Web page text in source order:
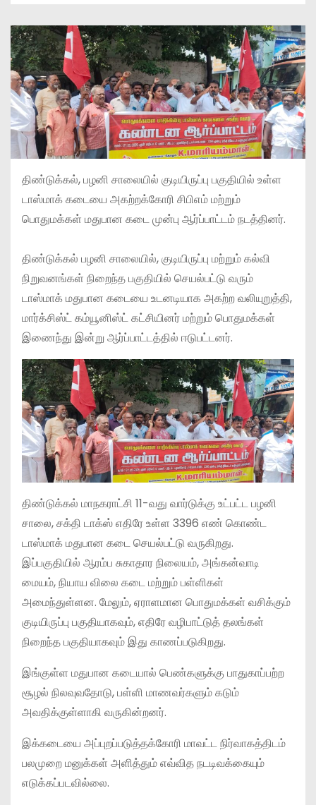
திண்டுக்கல், பழனி சாலையில் குடியிருப்பு பகுதியில் உள்ள
டாஸ்மாக் கடையை அகற்றக்கோரி சிபிஎம் மற்றும்
பொதுமக்கள் மதுபான கடை முன்பு ஆர்ப்பாட்டம் நடத்தினர்.
திண்டுக்கல் பழனி சாலையில், குடியிருப்பு மற்றும் கல்வி
நிறுவனங்கள் நிறைந்த பகுதியில் செயல்பட்டு வரும்
டாஸ்மாக் மதுபான கடையை உடனடியாக அகற்ற வலியுறுத்தி,
மார்க்சிஸ்ட் கம்யூனிஸ்ட் கட்சியினர் மற்றும் பொதுமக்கள்
இணைந்து இன்று ஆர்ப்பாட்டத்தில் ஈடுபட்டனர்.
​திண்டுக்கல் மாநகராட்சி 11-வது வார்டுக்கு உட்பட்ட பழனி
சாலை, சக்தி டாக்ஸ் எதிரே உள்ள 3396 எண் கொண்ட
டாஸ்மாக் மதுபான கடை செயல்பட்டு வருகிறது.
இப்பகுதியில் ஆரம்ப சுகாதார நிலையம், அங்கன்வாடி
மையம், நியாய விலை கடை மற்றும் பள்ளிகள்
அமைந்துள்ளன. மேலும், ஏராளமான பொதுமக்கள் வசிக்கும்
குடியிருப்பு பகுதியாகவும், எதிரே வழிபாட்டுத் தலங்கள்
நிறைந்த பகுதியாகவும் இது காணப்படுகிறது.
​இங்குள்ள மதுபான கடையால் பெண்களுக்கு பாதுகாப்பற்ற
சூழல் நிலவுவதோடு, பள்ளி மாணவர்களும் கடும்
அவதிக்குள்ளாகி வருகின்றனர்.
இக்கடையை அப்புறப்படுத்தக்கோரி மாவட்ட நிர்வாகத்திடம்
பலமுறை மனுக்கள் அளித்தும் எவ்வித நடடிவக்கையும்
எடுக்கப்படவில்லை.